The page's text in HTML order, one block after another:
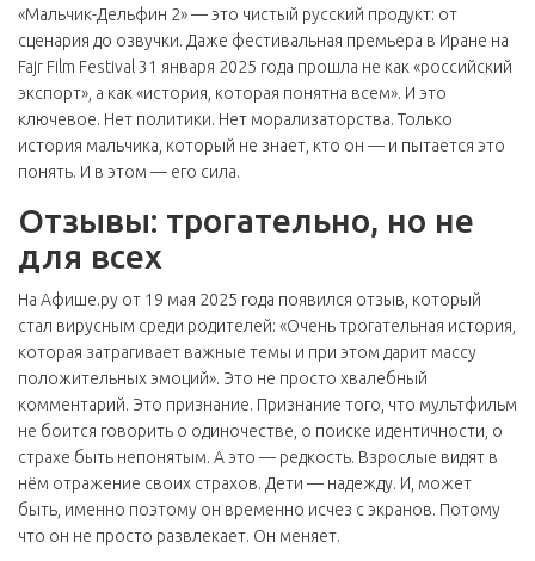
«Мальчик-Дельфин 2» — это чистый русский продукт: от
сценария до озвучки. Даже фестивальная премьера в Иране на
Fajr Film Festival31 января 2025 года прошла не как «российский
экспорт», а как «история, которая понятна всем». И это
ключевое. Нет политики. Нет морализаторства. Только
история мальчика, который не знает, кто он — и пытается это
понять. И в этом — его сила.
Отзывы: трогательно, но не
для всех
На Афише.ру от 19 мая 2025 года появился отзыв, который
стал вирусным среди родителей: «Очень трогательная история,
которая затрагивает важные темы и при этом дарит массу
положительных эмоций». Это не просто хвалебный
комментарий. Это признание. Признание того, что мультфильм
не боится говорить о одиночестве, о поиске идентичности, о
страхе быть непонятым. А это — редкость. Взрослые видят в
нём отражение своих страхов. Дети — надежду. И, может
быть, именно поэтому он временно исчез с экранов. Потому
что он не просто развлекает. Он меняет.